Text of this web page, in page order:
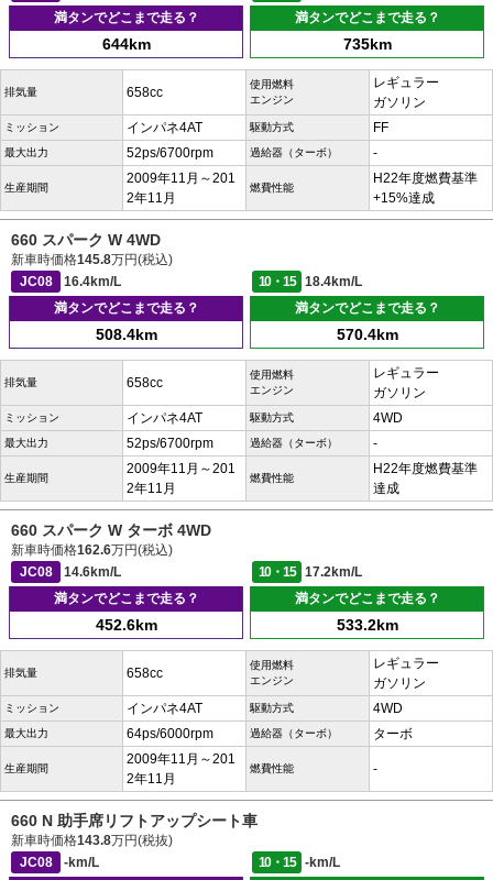
満タンでどこまで走る？
644km
満タンでどこまで走る？
735km
排気量 658cc
使用燃料
エンジン
レギュラー
ガソリン
ミッション インパネ4AT 駆動方式 FF
最大出力 52ps/6700rpm 過給器（ターボ） -
生産期間
2009年11月～201
2年11月
燃費性能
H22年度燃費基準
+15%達成
660 スパーク W 4WD
新車時価格145.8万円(税込)
JC08
16.4km/L 10・15
18.4km/L
満タンでどこまで走る？
508.4km
満タンでどこまで走る？
570.4km
排気量 658cc
使用燃料
エンジン
レギュラー
ガソリン
ミッション インパネ4AT 駆動方式 4WD
最大出力 52ps/6700rpm 過給器（ターボ） -
生産期間
2009年11月～201
2年11月
燃費性能
H22年度燃費基準
達成
660 スパーク W ターボ 4WD
新車時価格162.6万円(税込)
JC08
14.6km/L 10・15
17.2km/L
満タンでどこまで走る？
452.6km
満タンでどこまで走る？
533.2km
排気量 658cc
使用燃料
エンジン
レギュラー
ガソリン
ミッション インパネ4AT 駆動方式 4WD
最大出力 64ps/6000rpm 過給器（ターボ） ターボ
生産期間
2009年11月～201
2年11月
燃費性能 -
660 N 助手席リフトアップシート車
新車時価格143.8万円(税抜)
JC08
-km/L 10・15
-km/L